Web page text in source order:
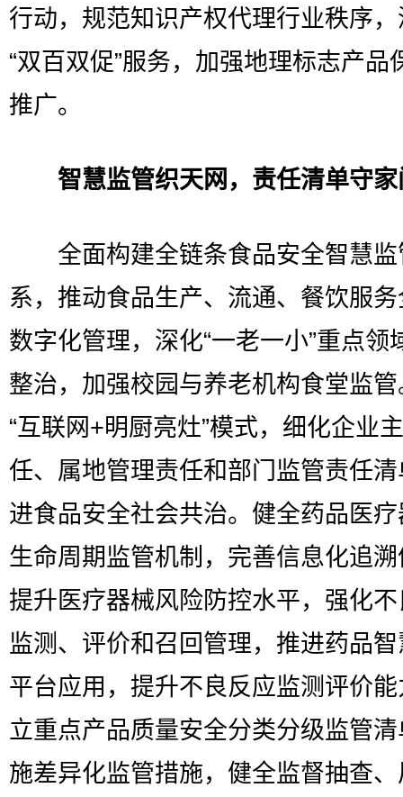
行动，规范知识产权代理行业秩序
“双百双促”服务，加强地理标志产品
推广。
智慧监管织天网，责任清单守家
全面构建全链条食品安全智慧监
系，推动食品生产、流通、餐饮服
数字化管理，深化“一老一小”重点领
整治，加强校园与养老机构食堂监
“互联网+明厨亮灶”模式，细化企业
任、属地管理责任和部门监管责任
进食品安全社会共治。健全药品医
生命周期监管机制，完善信息化追
提升医疗器械风险防控水平，强化
监测、评价和召回管理，推进药品
平台应用，提升不良反应监测评价
立重点产品质量安全分类分级监管
施差异化监管措施，健全监督抽查